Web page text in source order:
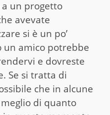
a un progetto
avevate
si è un po’
un amico potrebbe
e dovreste
Se si tratta di
che in alcune
di quanto